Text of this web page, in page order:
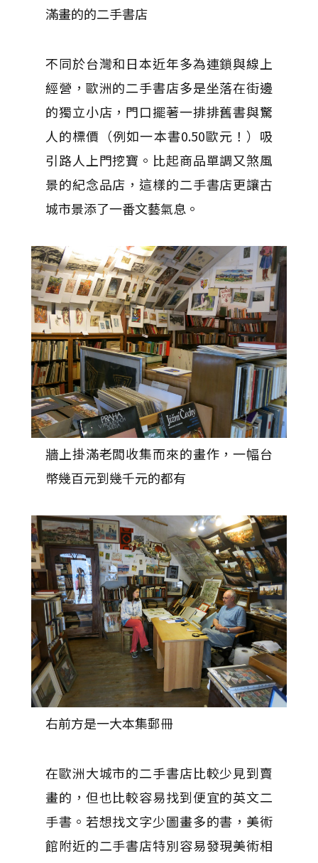
滿畫的的二手書店
不同於台灣和日本近年多為連鎖與線上
經營，歐洲的二手書店多是坐落在街邊
的獨立小店，門口擺著一排排舊書與驚
人的標價（例如一本書0.50歐元！）吸
引路人上門挖寶。比起商品單調又煞風
景的紀念品店，這樣的二手書店更讓古
城市景添了一番文藝氣息。
牆上掛滿老闆收集而來的畫作，一幅台
幣幾百元到幾千元的都有
右前方是一大本集郵冊
在歐洲大城市的二手書店比較少見到賣
畫的，但也比較容易找到便宜的英文二
手書。若想找文字少圖畫多的書，美術
館附近的二手書店特別容易發現美術相